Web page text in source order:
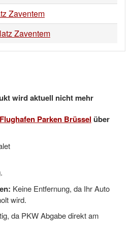
Zaventem
Zaventem
wird aktuell nicht mehr
Flughafen Parken Brüssel über
Keine Entfernung, da Ihr Auto
wird.
da PKW Abgabe direkt am